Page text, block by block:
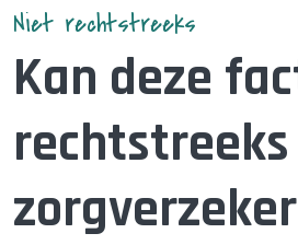
Niet rechtstreeks
Kan deze